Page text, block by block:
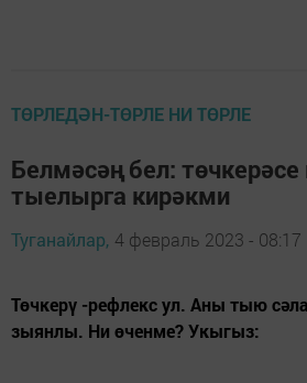
ТӨРЛЕДӘН-ТӨРЛЕ НИ ТӨРЛЕ
Белмәсәң бел: төчкерәсе
тыелырга кирәкми
Туганайлар, 4 февраль 2023 - 08:17
Төчкерү -рефлекс ул. Аны тыю
зыянлы. Ни өченме? Укыгыз: